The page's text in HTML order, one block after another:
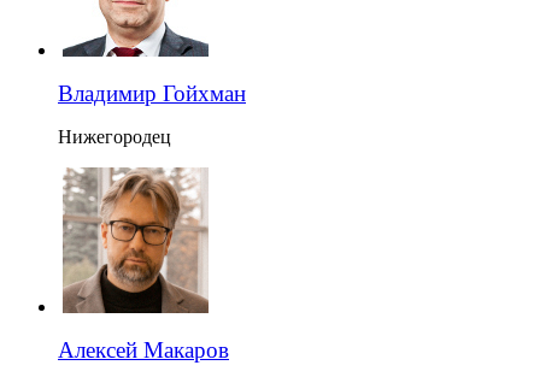
Владимир Гойхман
Нижегородец
Алексей Макаров